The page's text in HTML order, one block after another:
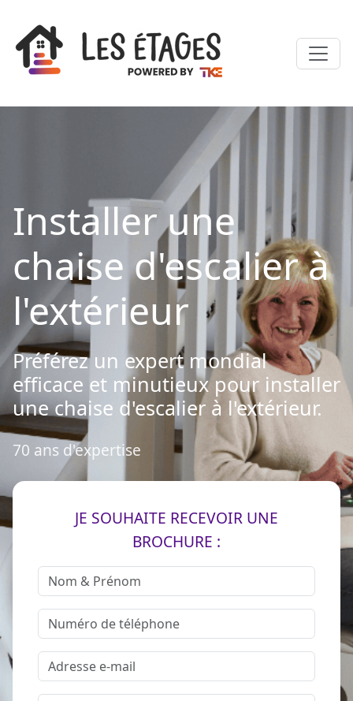
Installer une
chaise d'escalier à
l'extérieur
Préférez un expert mondial
efficace et minutieux pour installer
une chaise d'escalier à l'extérieur.
70 ans d'expertise
JE SOUHAITE RECEVOIR UNE
BROCHURE :